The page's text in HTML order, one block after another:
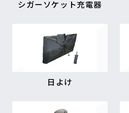
シガーソケット充電器
日よけ